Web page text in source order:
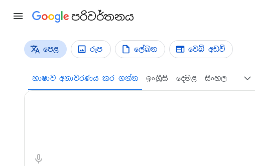
පරිවර්තනය
පරිවර්තන වර්ග
පෙළ රූප ලේඛන වෙබ් අඩවි
භාෂාව අනාවරණය කර ගන්න ඉංග්‍රීසි දෙමළ සිංහල
මූලාශ්‍ර පෙළ